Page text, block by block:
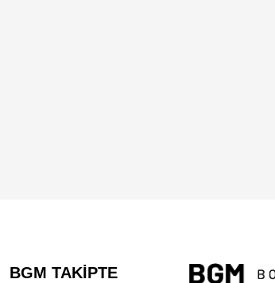
BGM TAKİPTE